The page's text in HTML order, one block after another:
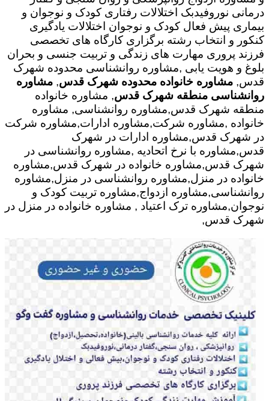
درمانی نوروفیدبک اختلالات رفتاری کودک و نوجوان و
بیماری پیش فعال کودک و نوجوان اختلالات یادگیری
کنکور و انتخاب رشته برگزاری کارگاه های تخصصی
فرزند پروری مهارت های زندگی و تربیت جنسی و بحران
بلوغ و هویت یابی ,مشاوره روانشناسی محدوده شهرک
قدس, مشاوره خانواده محدوده شهرک قدس, مشاوره
روانشناسی منطقه شهرک قدس, مشاوره خانواده
منطقه شهرک قدس,مشاوره روانشناسی, مشاوره
خانواده ,مشاوره شرکت,مشاوره ادارات,مشاوره شرکت
در شهرک قدس,مشاوره ادارات در شهرک
قدس,مشاوره با نرخ اتحادیه ,مشاوره روانشناسی در
شهرک قدس,مشاوره خانواده در شهرک قدس,مشاوره
خانواده در منزل,مشاوره روانشناسی در منزل,مشاوره
روانشناسی,مشاوره ازدواج,مشاوره تربیت کودک و
نوجوان,مشاوره ترک اعتیاد , مشاوره خانواده در منزل در
شهرک قدس,